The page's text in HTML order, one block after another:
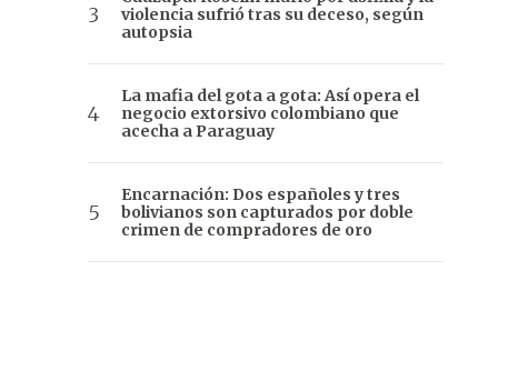
violencia sufrió tras su deceso, según
autopsia
La mafia del gota a gota: Así opera el
negocio extorsivo colombiano que
acecha a Paraguay
Encarnación: Dos españoles y tres
bolivianos son capturados por doble
crimen de compradores de oro